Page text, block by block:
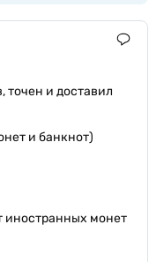
точен и доставил
и банкнот)
иностранных монет